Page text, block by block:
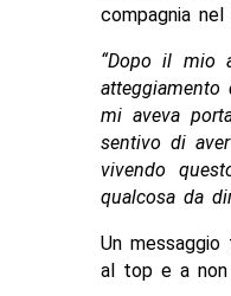
compagnia nel
“Dopo il mio
mi aveva
sentivo di
vivendo
qualcosa da
Un
al top e a non